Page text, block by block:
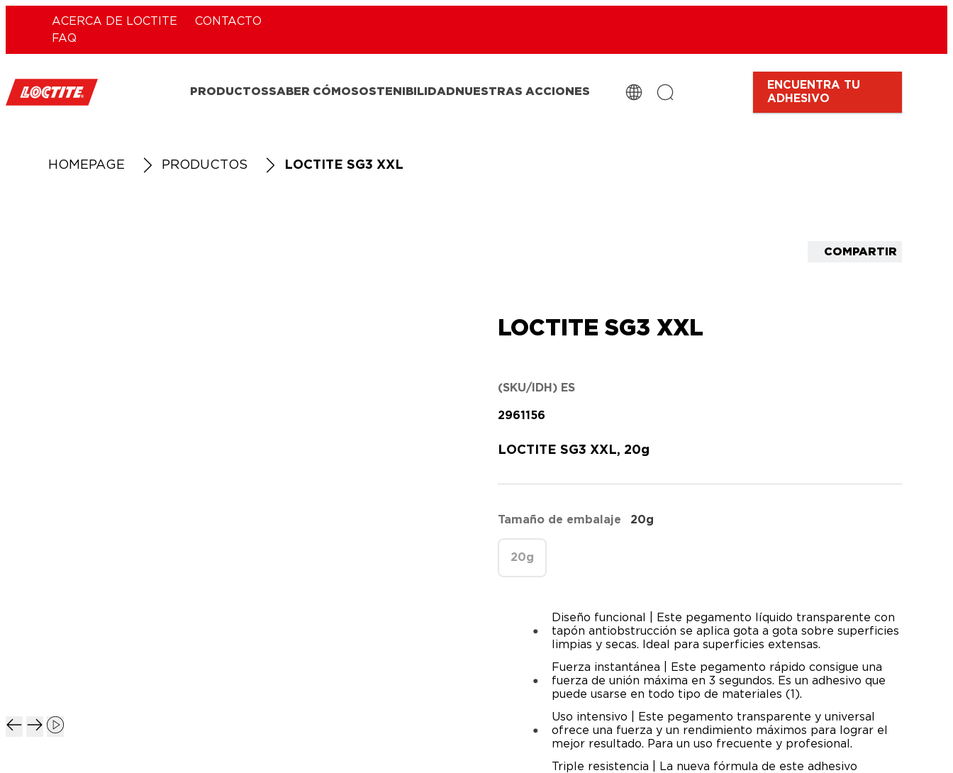
ACERCA DE LOCTITE
CONTACTO
FAQ
PRODUCTOSSABER CÓMOSOSTENIBILIDAD NUESTRAS ACCIONES
ENCUENTRA TU
ADHESIVO
HOMEPAGE PRODUCTOS LOCTITE SG3 XXL
COMPARTIR
LOCTITE SG3 XXL
(SKU/IDH) ES
2961156
LOCTITE SG3 XXL, 20g
Tamaño de embalaje 20g
20g
Diseño funcional | Este pegamento líquido transparente con
tapón antiobstrucción se aplica gota a gota sobre superficies
limpias y secas. Ideal para superficies extensas.
Fuerza instantánea | Este pegamento rápido consigue una
fuerza de unión máxima en 3 segundos. Es un adhesivo que
puede usarse en todo tipo de materiales (1).
Uso intensivo | Este pegamento transparente y universal
ofrece una fuerza y un rendimiento máximos para lograr el
mejor resultado. Para un uso frecuente y profesional.
Triple resistencia | La nueva fórmula de este adhesivo